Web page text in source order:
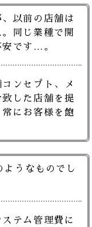
以前の店舗は
同じ業種で開
安です…。
ンセプト、メ
した店舗を提
にお客様を飽
うなものでし
テム管理費に